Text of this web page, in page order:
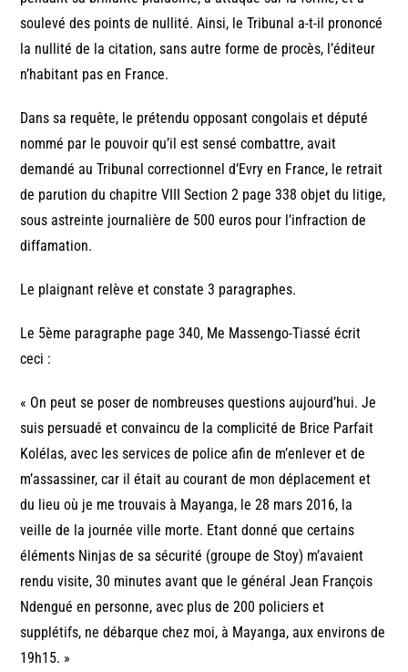
soulevé des points de nullité. Ainsi, le Tribunal a-t-il prononcé
la nullité de la citation, sans autre forme de procès, l’éditeur
n’habitant pas en France.
Dans sa requête, le prétendu opposant congolais et député
nommé par le pouvoir qu’il est sensé combattre, avait
demandé au Tribunal correctionnel d’Evry en France, le retrait
de parution du chapitre VIII Section 2 page 338 objet du litige,
sous astreinte journalière de 500 euros pour l’infraction de
diffamation.
Le plaignant relève et constate 3 paragraphes.
Le 5ème paragraphe page 340, Me Massengo-Tiassé écrit
ceci :
« On peut se poser de nombreuses questions aujourd’hui. Je
suis persuadé et convaincu de la complicité de Brice Parfait
Kolélas, avec les services de police afin de m’enlever et de
m’assassiner, car il était au courant de mon déplacement et
du lieu où je me trouvais à Mayanga, le 28 mars 2016, la
veille de la journée ville morte. Etant donné que certains
éléments Ninjas de sa sécurité (groupe de Stoy) m’avaient
rendu visite, 30 minutes avant que le général Jean François
Ndengué en personne, avec plus de 200 policiers et
supplétifs, ne débarque chez moi, à Mayanga, aux environs de
19h15. »